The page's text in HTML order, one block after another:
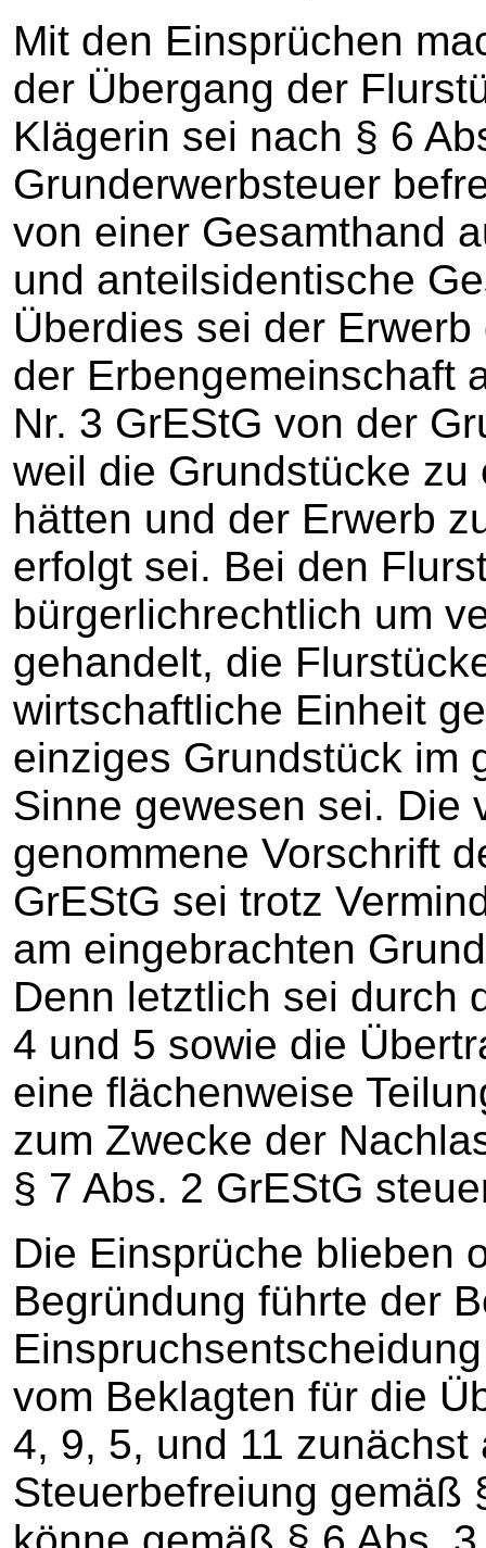
Mit den Einsprüchen
der Übergang der
Klägerin sei nach § 6
Grunderwerbsteuer
von einer Gesamthand
und anteilsidentische
Überdies sei der
der Erbengemeinschaft
Nr. 3 GrEStG von der
weil die Grundstücke
hätten und der Erwerb
erfolgt sei. Bei den
bürgerlichrechtlich um
gehandelt, die
wirtschaftliche Einheit
einziges Grundstück im
Sinne gewesen sei. Die
genommene Vorschrift
GrEStG sei trotz
am eingebrachten
Denn letztlich sei durch
4 und 5 sowie die
eine flächenweise
zum Zwecke der
§ 7 Abs. 2 GrEStG
Die Einsprüche blieben
Begründung führte der
vom Beklagten für die
4, 9, 5, und 11 zunächst
Steuerbefreiung gemäß